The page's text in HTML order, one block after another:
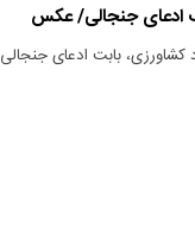
ادعای جنجالی/ عکس
کشاورزی، بابت ادعای